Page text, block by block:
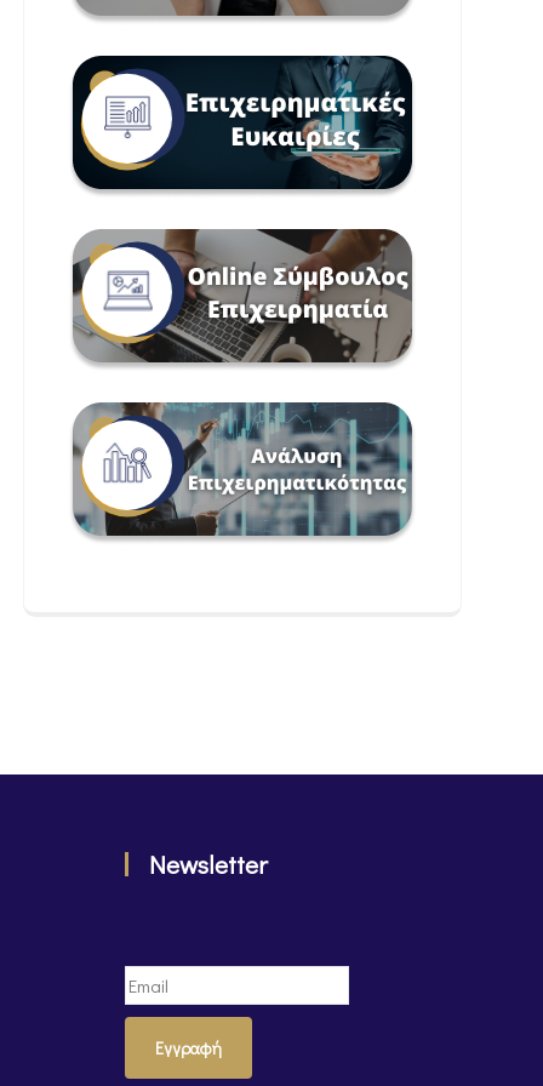
Newsletter
Εγγραφή